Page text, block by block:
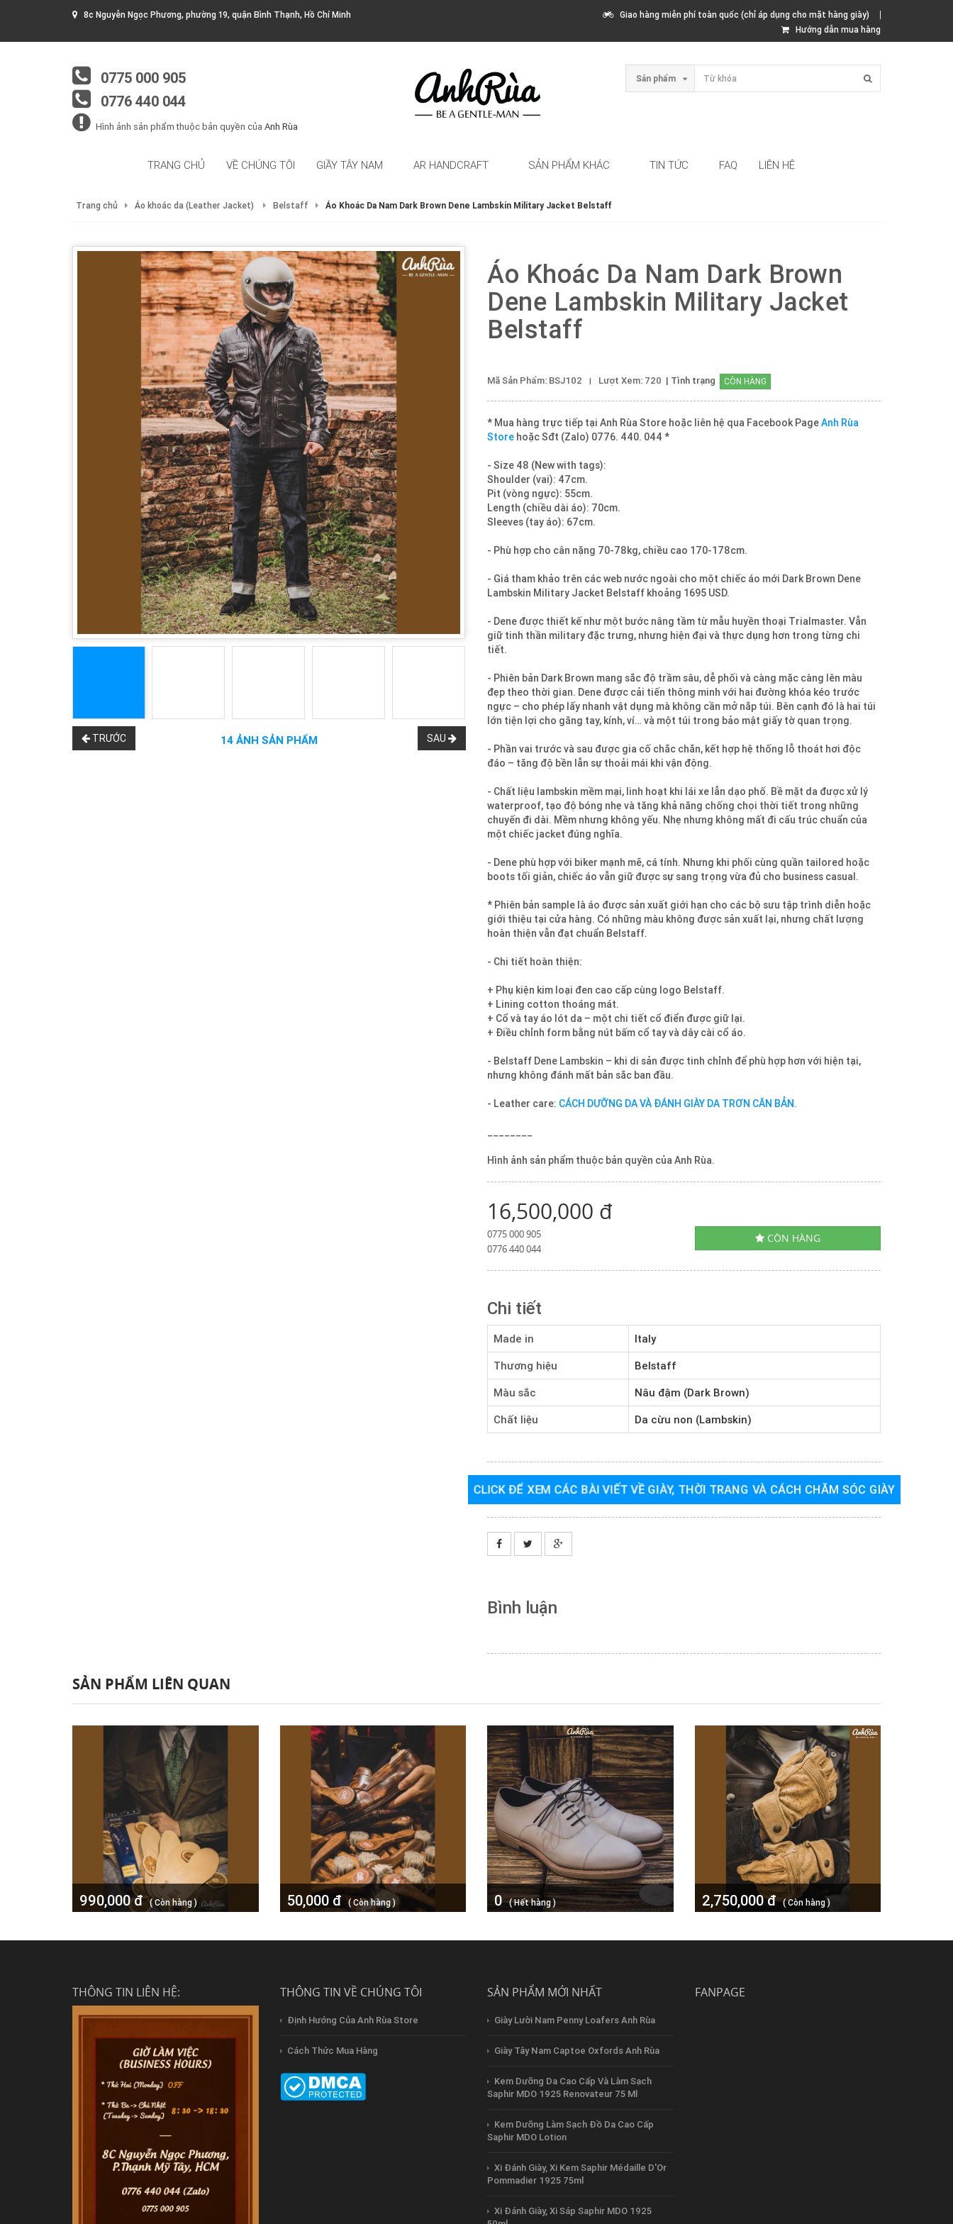
8c Nguyễn Ngọc Phương, phường 19, quận Bình Thạnh, Hồ Chí Minh
Giao hàng miễn phí toàn quốc (chỉ áp dụng cho mặt hàng giày)
Hướng dẫn mua hàng
0775 000 905
0776 440 044
Hình ảnh sản phẩm thuộc bản quyền của Anh Rùa
Sản phẩm
TRANG CHỦ VỀ CHÚNG TÔI GIẦY TÂY NAM AR HANDCRAFT SẢN PHẨM KHÁC TIN TỨC FAQ LIÊN HỆ
Trang chủ Áo khoác da (Leather Jacket) Belstaff Áo Khoác Da Nam Dark Brown Dene Lambskin Military Jacket Belstaff
TRƯỚC 14 ẢNH SẢN PHẨM SAU
Áo Khoác Da Nam Dark Brown
Dene Lambskin Military Jacket
Belstaff
Mã Sản Phẩm: BSJ102 Lượt Xem: 720 | Tình trạng CÒN HÀNG
* Mua hàng trực tiếp tại Anh Rùa Store hoặc liên hệ qua Facebook PageAnh Rùa
Store hoặc Sđt (Zalo) 0776. 440. 044 *
- Size 48 (New with tags):
Shoulder (vai): 47cm.
Pit (vòng ngực): 55cm.
Length (chiều dài áo): 70cm.
Sleeves (tay áo): 67cm.
- Phù hợp cho cân nặng 70-78kg, chiều cao 170-178cm.
- Giá tham khảo trên các web nước ngoài cho một chiếc áo mới Dark Brown Dene
Lambskin Military Jacket Belstaff khoảng 1695 USD.
- Dene được thiết kế như một bước nâng tầm từ mẫu huyền thoại Trialmaster. Vẫn
giữ tinh thần military đặc trưng, nhưng hiện đại và thực dụng hơn trong từng chi
tiết.
- Phiên bản Dark Brown mang sắc độ trầm sâu, dễ phối và càng mặc càng lên màu
đẹp theo thời gian. Dene được cải tiến thông minh với hai đường khóa kéo trước
ngực – cho phép lấy nhanh vật dụng mà không cần mở nắp túi. Bên cạnh đó là hai túi
lớn tiện lợi cho găng tay, kính, ví… và một túi trong bảo mật giấy tờ quan trọng.
- Phần vai trước và sau được gia cố chắc chắn, kết hợp hệ thống lỗ thoát hơi độc
đáo – tăng độ bền lẫn sự thoải mái khi vận động.
- Chất liệu lambskin mềm mại, linh hoạt khi lái xe lẫn dạo phố. Bề mặt da được xử lý
waterproof, tạo độ bóng nhẹ và tăng khả năng chống chọi thời tiết trong những
chuyến đi dài. Mềm nhưng không yếu. Nhẹ nhưng không mất đi cấu trúc chuẩn của
một chiếc jacket đúng nghĩa.
- Dene phù hợp với biker mạnh mẽ, cá tính. Nhưng khi phối cùng quần tailored hoặc
boots tối giản, chiếc áo vẫn giữ được sự sang trọng vừa đủ cho business casual.
* Phiên bản sample là áo được sản xuất giới hạn cho các bộ sưu tập trình diễn hoặc
giới thiệu tại cửa hàng. Có những màu không được sản xuất lại, nhưng chất lượng
hoàn thiện vẫn đạt chuẩn Belstaff.
- Chi tiết hoàn thiện:
+ Phụ kiện kim loại đen cao cấp cùng logo Belstaff.
+ Lining cotton thoáng mát.
+ Cổ và tay áo lót da – một chi tiết cổ điển được giữ lại.
+ Điều chỉnh form bằng nút bấm cổ tay và dây cài cổ áo.
- Belstaff Dene Lambskin – khi di sản được tinh chỉnh để phù hợp hơn với hiện tại,
nhưng không đánh mất bản sắc ban đầu.
- Leather care: CÁCH DƯỠNG DA VÀ ĐÁNH GIÀY DA TRƠN CĂN BẢN.
Hình ảnh sản phẩm thuộc bản quyền của Anh Rùa.
16,500,000 đ
0775 000 905
0776 440 044
CÒN HÀNG
Chi tiết
Made in
Italy
Thương hiệu
Belstaff
Màu sắc
Nâu đậm (Dark Brown)
Chất liệu
Da cừu non (Lambskin)
CLICK ĐỂ XEM CÁC BÀI VIẾT VỀ GIÀY, THỜI TRANG VÀ CÁCH CHĂM SÓC GIÀY
Bình luận
SẢN PHẨM LIÊN QUAN
990,000 đ( Còn hàng ) 50,000 đ( Còn hàng ) 0( Hết hàng ) 2,750,000 đ( Còn hàng )
THÔNG TIN LIÊN HỆ: THÔNG TIN VỀ CHÚNG TÔI
Định Hướng Của Anh Rùa Store
Cách Thức Mua Hàng
SẢN PHẨM MỚI NHẤT
Giày Lười Nam Penny Loafers Anh Rùa
Giày Tây Nam Captoe Oxfords Anh Rùa
Kem Dưỡng Da Cao Cấp Và Làm Sạch
Saphir MDO 1925 Renovateur 75 Ml
Kem Dưỡng Làm Sạch Đồ Da Cao Cấp
Saphir MDO Lotion
Xi Đánh Giày, Xi Kem Saphir Médaille D'Or
Pommadier 1925 75ml
Xi Đánh Giày, Xi Sáp Saphir MDO 1925
FANPAGE